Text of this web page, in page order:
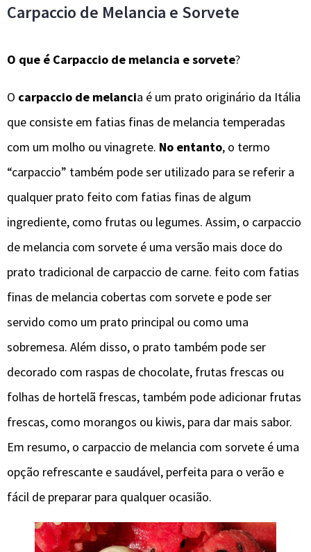
Carpaccio de Melancia e Sorvete
O que é Carpaccio de melancia e sorvete?
O carpaccio de melancia é um prato originário da Itália
que consiste em fatias finas de melancia temperadas
com um molho ou vinagrete. No entanto, o termo
“carpaccio” também pode ser utilizado para se referir a
qualquer prato feito com fatias finas de algum
ingrediente, como frutas ou legumes. Assim, o carpaccio
de melancia com sorvete é uma versão mais doce do
prato tradicional de carpaccio de carne. feito com fatias
finas de melancia cobertas com sorvete e pode ser
servido como um prato principal ou como uma
sobremesa. Além disso, o prato também pode ser
decorado com raspas de chocolate, frutas frescas ou
folhas de hortelã frescas, também pode adicionar frutas
frescas, como morangos ou kiwis, para dar mais sabor.
Em resumo, o carpaccio de melancia com sorvete é uma
opção refrescante e saudável, perfeita para o verão e
fácil de preparar para qualquer ocasião.